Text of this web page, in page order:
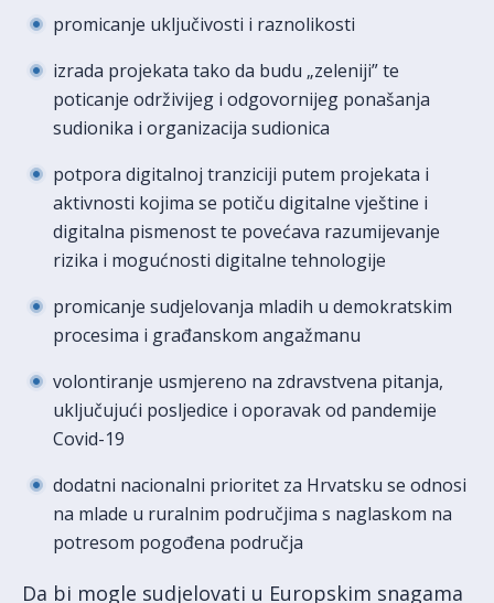
promicanje uključivosti i raznolikosti
izrada projekata tako da budu „zeleniji” te
poticanje održivijeg i odgovornijeg ponašanja
sudionika i organizacija sudionica
potpora digitalnoj tranziciji putem projekata i
aktivnosti kojima se potiču digitalne vještine i
digitalna pismenost te povećava razumijevanje
rizika i mogućnosti digitalne tehnologije
promicanje sudjelovanja mladih u demokratskim
procesima i građanskom angažmanu
volontiranje usmjereno na zdravstvena pitanja,
uključujući posljedice i oporavak od pandemije
Covid-19
dodatni nacionalni prioritet za Hrvatsku se odnosi
na mlade u ruralnim područjima s naglaskom na
potresom pogođena područja
Da bi mogle sudjelovati u Europskim snagama